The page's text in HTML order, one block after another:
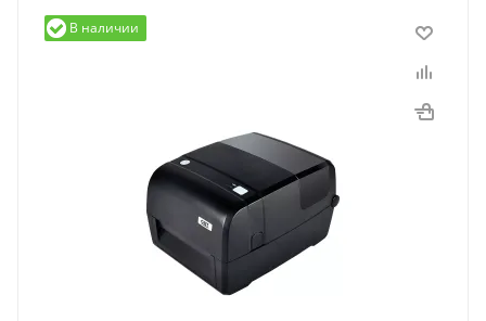
В наличии